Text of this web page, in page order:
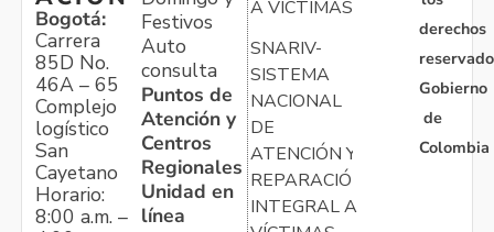
Bogotá:
Carrera
85D No.
46A – 65
Complejo
logístico
San
Cayetano
Horario:
8:00 a.m. –
Festivos
Auto
consulta
Puntos de
Atención y
Centros
Regionales
Unidad en
línea
A VÍCTIMAS
SNARIV-
SISTEMA
NACIONAL
DE
ATENCIÓN Y
REPARACIÓN
INTEGRAL A
derechos
Gobierno
de
Colombia